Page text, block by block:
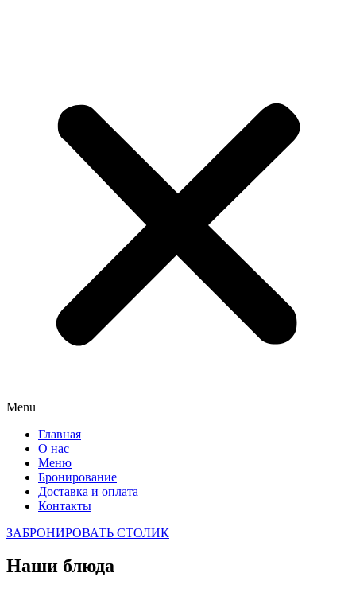
Menu
Главная
О нас
Меню
Бронирование
Доставка и оплата
Контакты
ЗАБРОНИРОВАТЬ СТОЛИК
Наши блюда